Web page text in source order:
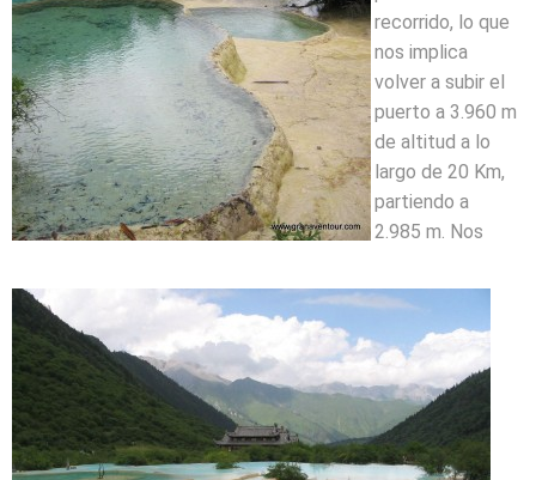
recorrido, lo que
nos implica
volver a subir el
puerto a 3.960 m
de altitud a lo
largo de 20 Km,
partiendo a
2.985 m. Nos